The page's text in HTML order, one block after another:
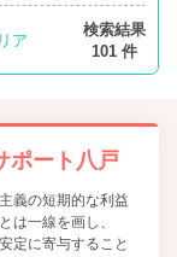
ア
検索結果
101 件
ポート八戸
義の短期的な利益
は一線を画し、
定に寄与すること